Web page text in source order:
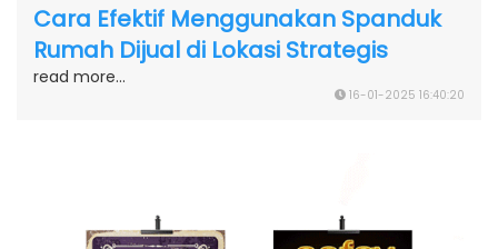
Cara Efektif Menggunakan Spanduk
Rumah Dijual di Lokasi Strategis
read more...
16-01-2025 16:40:20